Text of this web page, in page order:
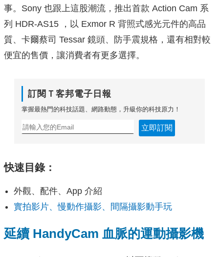
事。Sony 也跟上這股潮流，推出首款 Action Cam 系
列 HDR-AS15 ，以 Exmor R 背照式感光元件的高品
質、卡爾蔡司 Tessar 鏡頭、防手震規格，還有相對較
便宜的售價，讓消費者有更多選擇。
訂閱Ｔ客邦電子日報
掌握最熱門的科技話題、網路動態，升級你的科技原力！
立即訂閱
快速目錄：
外觀、配件、App 介紹
實拍影片、慢動作攝影、間隔攝影動手玩
延續 HandyCam 血脈的運動攝影機